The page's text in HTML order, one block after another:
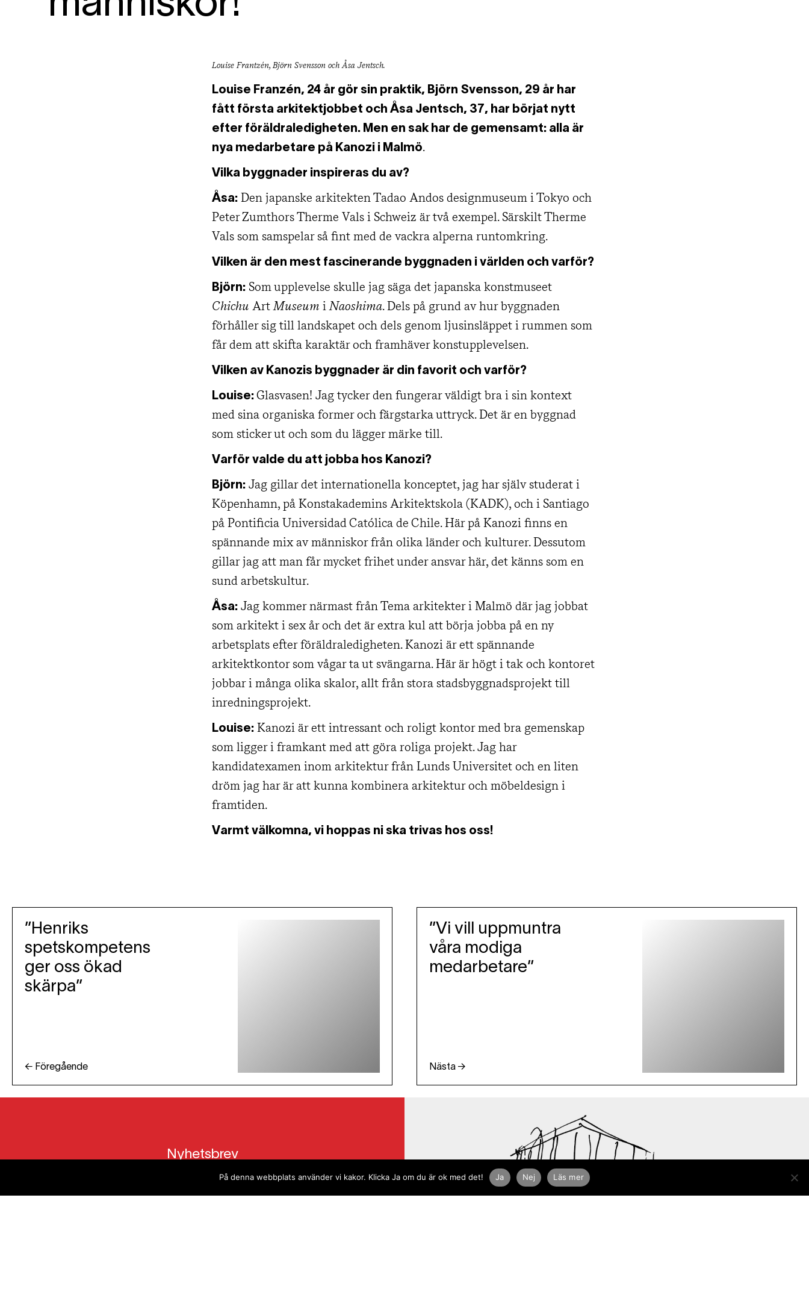
Louise Frantzén, Björn Svensson och Åsa Jentsch.
Louise Franzén, 24 år gör sin praktik, Björn Svensson, 29 år har
fått första arkitektjobbet och Åsa Jentsch, 37, har börjat nytt
efter föräldraledigheten. Men en sak har de gemensamt: alla är
nya medarbetare på Kanozi i Malmö.
Vilka byggnader inspireras du av?
Åsa: Den japanske arkitekten Tadao Andos designmuseum i Tokyo och
Peter Zumthors Therme Vals i Schweiz är två exempel. Särskilt Therme
Vals som samspelar så fint med de vackra alperna runtomkring.
Vilken är den mest fascinerande byggnaden i världen och varför?
Björn: Som upplevelse skulle jag säga det japanska konstmuseet
Chichu ArtMuseum iNaoshima. Dels på grund av hur byggnaden
förhåller sig till landskapet och dels genom ljusinsläppet i rummen som
får dem att skifta karaktär och framhäver konstupplevelsen.
Vilken av Kanozis byggnader är din favorit och varför?
Louise: Glasvasen! Jag tycker den fungerar väldigt bra i sin kontext
med sina organiska former och färgstarka uttryck. Det är en byggnad
som sticker ut och som du lägger märke till.
Varför valde du att jobba hos Kanozi?
Björn: Jag gillar det internationella konceptet, jag har själv studerat i
Köpenhamn, på Konstakademins Arkitektskola (KADK), och i Santiago
på Pontificia Universidad Católica de Chile. Här på Kanozi finns en
spännande mix av människor från olika länder och kulturer. Dessutom
gillar jag att man får mycket frihet under ansvar här, det känns som en
sund arbetskultur.
Åsa: Jag kommer närmast från Tema arkitekter i Malmö där jag jobbat
som arkitekt i sex år och det är extra kul att börja jobba på en ny
arbetsplats efter föräldraledigheten. Kanozi är ett spännande
arkitektkontor som vågar ta ut svängarna. Här är högt i tak och kontoret
jobbar i många olika skalor, allt från stora stadsbyggnadsprojekt till
inredningsprojekt.
Louise: Kanozi är ett intressant och roligt kontor med bra gemenskap
som ligger i framkant med att göra roliga projekt. Jag har
kandidatexamen inom arkitektur från Lunds Universitet och en liten
dröm jag har är att kunna kombinera arkitektur och möbeldesign i
framtiden.
Varmt välkomna, vi hoppas ni ska trivas hos oss!
”Henriks
spetskompetens
ger oss ökad
skärpa”
← Föregående
”Vi vill uppmuntra
våra modiga
medarbetare”
Nästa →
Nyhetsbrev
Genom att prenumerera på vårt nyhetsbrev håller du dig uppdaterad om
På denna webbplats använder vi kakor. Klicka Ja om du är ok med det! Ja Nej Läs mer